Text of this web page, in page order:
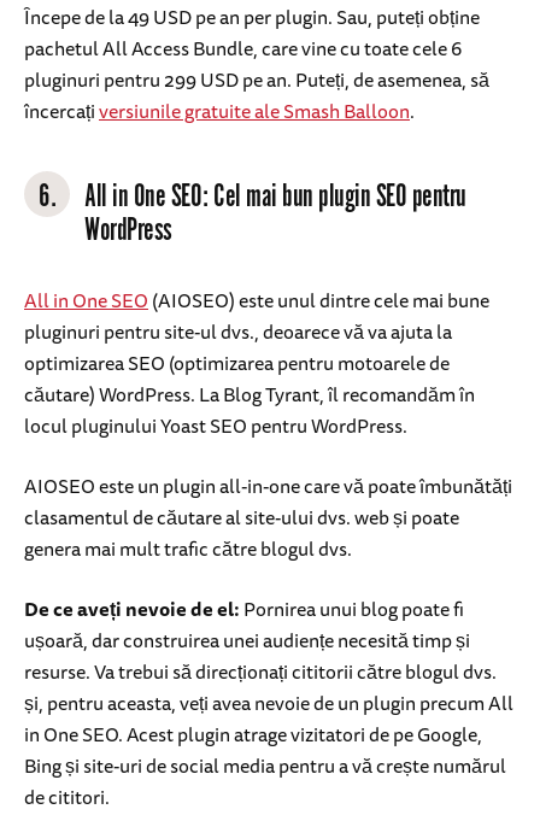
Începe de la 49 USD pe an per plugin. Sau, puteți obține
pachetul All Access Bundle, care vine cu toate cele 6
pluginuri pentru 299 USD pe an. Puteți, de asemenea, să
încercațiversiunile gratuite ale Smash Balloon.
6.
All in One SEO: Cel mai bun plugin SEO pentru
WordPress
All in One SEO(AIOSEO) este unul dintre cele mai bune
pluginuri pentru site-ul dvs., deoarece vă va ajuta la
optimizarea SEO (optimizarea pentru motoarele de
căutare) WordPress. La Blog Tyrant, îl recomandăm în
locul pluginului Yoast SEO pentru WordPress.
AIOSEO este un plugin all-in-one care vă poate îmbunătăți
clasamentul de căutare al site-ului dvs. web și poate
genera mai mult trafic către blogul dvs.
De ce aveți nevoie de el:Pornirea unui blog poate fi
ușoară, dar construirea unei audiențe necesită timp și
resurse. Va trebui să direcționați cititorii către blogul dvs.
și, pentru aceasta, veți avea nevoie de un plugin precum All
in One SEO. Acest plugin atrage vizitatori de pe Google,
Bing și site-uri de social media pentru a vă crește numărul
de cititori.